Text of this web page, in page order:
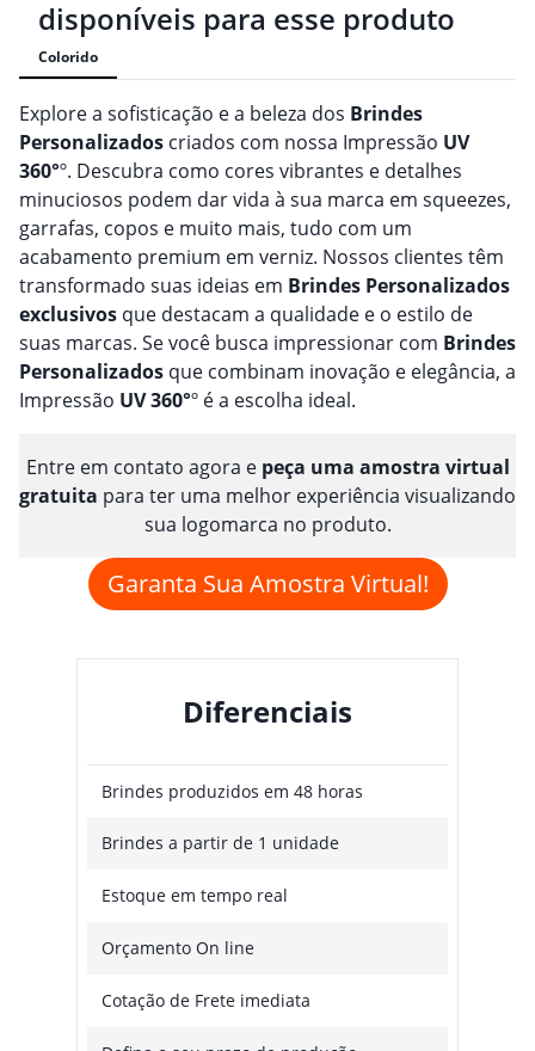
disponíveis para esse produto
Colorido
Explore a sofisticação e a beleza dos Brindes
Personalizados criados com nossa Impressão UV
360°º. Descubra como cores vibrantes e detalhes
minuciosos podem dar vida à sua marca em squeezes,
garrafas, copos e muito mais, tudo com um
acabamento premium em verniz. Nossos clientes têm
transformado suas ideias em Brindes Personalizados
exclusivos que destacam a qualidade e o estilo de
suas marcas. Se você busca impressionar com Brindes
Personalizados que combinam inovação e elegância, a
Impressão UV 360°º é a escolha ideal.
Entre em contato agora e peça uma amostra virtual
gratuita para ter uma melhor experiência visualizando
sua logomarca no produto.
Garanta Sua Amostra Virtual!
Diferenciais
Brindes produzidos em 48 horas
Brindes a partir de 1 unidade
Estoque em tempo real
Orçamento On line
Cotação de Frete imediata